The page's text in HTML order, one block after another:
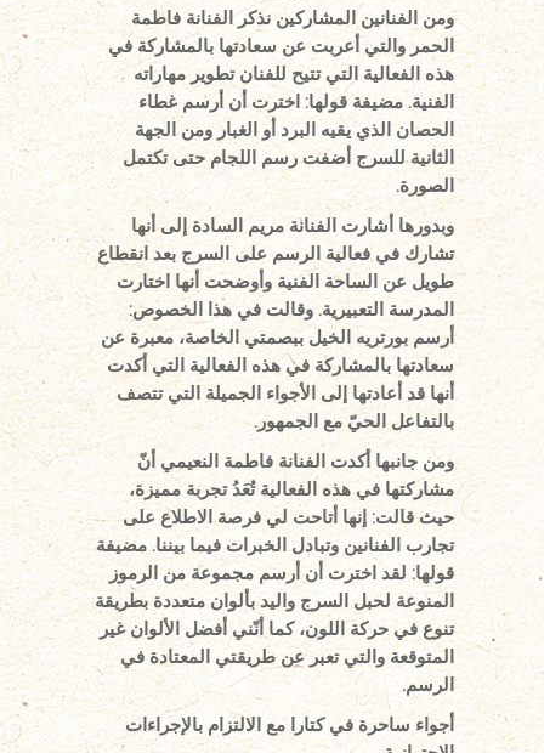
ومن الفنانين المشاركين نذكر الفنانة فاطمة
الحمر والتي أعربت عن سعادتها بالمشاركة في
هذه الفعالية التي تتيح للفنان تطوير مهاراته
الفنية. مضيفة قولها: اخترت أن أرسم غطاء
الحصان الذي يقيه البرد أو الغبار ومن الجهة
الثانية للسرج أضفت رسم اللجام حتى تكتمل
الصورة.
وبدورها أشارت الفنانة مريم السادة إلى أنها
تشارك في فعالية الرسم على السرج بعد انقطاع
طويل عن الساحة الفنية وأوضحت أنها اختارت
المدرسة التعبيرية. وقالت في هذا الخصوص:
أرسم بورتريه الخيل ببصمتي الخاصة، معبرة عن
سعادتها بالمشاركة في هذه الفعالية التي أكدت
أنها قد أعادتها إلى الأجواء الجميلة التي تتصف
بالتفاعل الحيّ مع الجمهور.
ومن جانبها أكدت الفنانة فاطمة النعيمي أنّ
مشاركتها في هذه الفعالية تُعَدُ تجربة مميزة،
حيث قالت: إنها أتاحت لي فرصة الاطلاع على
تجارب الفنانين وتبادل الخبرات فيما بيننا. مضيفة
قولها: لقد اخترت أن أرسم مجموعة من الرموز
المنوعة لحبل السرج واليد بألوان متعددة بطريقة
تنوع في حركة اللون، كما أنّني أفضل الألوان غير
المتوقعة والتي تعبر عن طريقتي المعتادة في
الرسم.
أجواء ساحرة في كتارا مع الالتزام بالإجراءات